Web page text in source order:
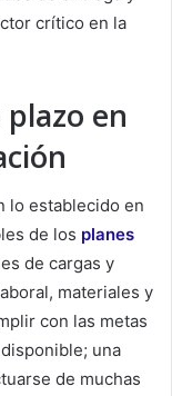
crítico en la
en
lo establecido en
de los planes
de cargas y
materiales y
con las metas
una
de muchas